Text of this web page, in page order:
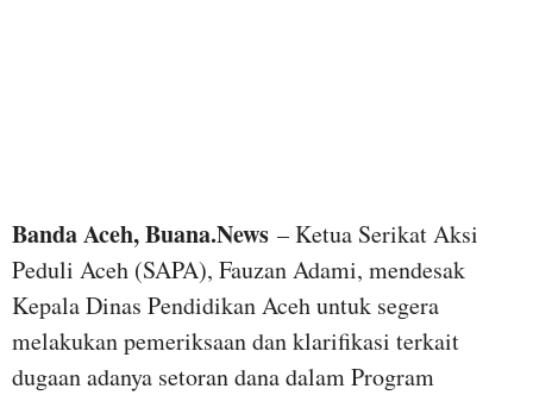
Banda Aceh, Buana.News – Ketua Serikat Aksi
Peduli Aceh (SAPA), Fauzan Adami, mendesak
Kepala Dinas Pendidikan Aceh untuk segera
melakukan pemeriksaan dan klarifikasi terkait
dugaan adanya setoran dana dalam Program